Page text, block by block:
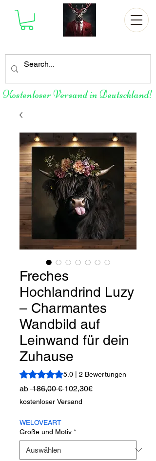
Kostenloser Versand in Deutschland!
Freches
Hochlandrind Luzy
– Charmantes
Wandbild auf
Leinwand für dein
Zuhause
Das Rating beträgt 5.0 von fünf
5.0 | 2 Bewertungen
ab 186,00 € Standardpreis
102,30€Sale-
kostenloser Versand
WELOVEART
Größe und Motiv *